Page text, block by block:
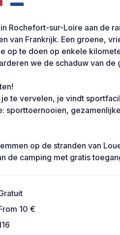
Rochefort-sur-Loire aan de
van Frankrijk. Een groene,
op te doen op enkele
we de schaduw van de
te vervelen, je vindt
sporttoernooien,
op de stranden van
de camping met gratis
10 €